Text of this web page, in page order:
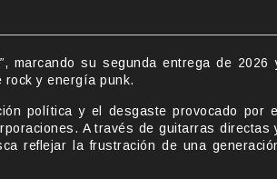
, marcando su segunda entrega de 2026
rock y energía punk.
política y el desgaste provocado por
A través de guitarras directas
reflejar la frustración de una